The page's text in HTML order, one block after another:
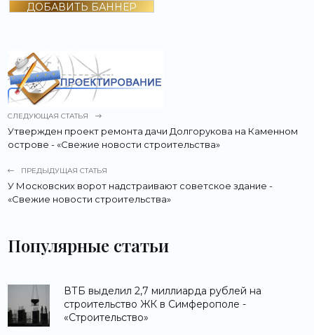
ДОБАВИТЬ БАННЕР
СЛЕДУЮЩАЯ СТАТЬЯ
Утвержден проект ремонта дачи Долгорукова на Каменном
острове - «Свежие новости строительства»
ПРЕДЫДУЩАЯ СТАТЬЯ
У Московских ворот надстраивают советское здание -
«Свежие новости строительства»
Популярные статьи
ВТБ выделил 2,7 миллиарда рублей на
строительство ЖК в Симферополе -
«Строительство»